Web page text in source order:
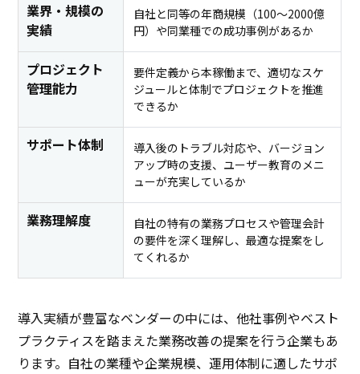
業界・規模の
実績
自社と同等の年商規模（100〜2000億
円）や同業種での成功事例があるか
プロジェクト
管理能力
要件定義から本稼働まで、適切なスケ
ジュールと体制でプロジェクトを推進
できるか
サポート体制
導入後のトラブル対応や、バージョン
アップ時の支援、ユーザー教育のメニ
ューが充実しているか
業務理解度
自社の特有の業務プロセスや管理会計
の要件を深く理解し、最適な提案をし
てくれるか
導入実績が豊富なベンダーの中には、他社事例やベスト
プラクティスを踏まえた業務改善の提案を行う企業もあ
ります。自社の業種や企業規模、運用体制に適したサポ